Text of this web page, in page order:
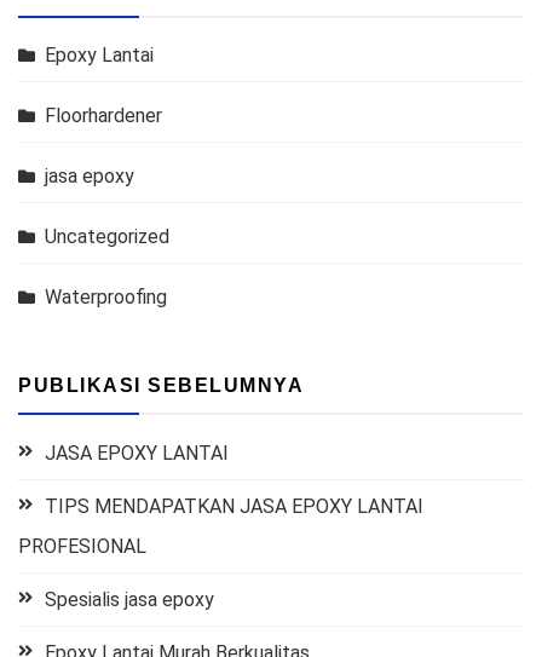
Epoxy Lantai
Floorhardener
jasa epoxy
Uncategorized
Waterproofing
PUBLIKASI SEBELUMNYA
JASA EPOXY LANTAI
TIPS MENDAPATKAN JASA EPOXY LANTAI
PROFESIONAL
Spesialis jasa epoxy
Epoxy Lantai Murah Berkualitas